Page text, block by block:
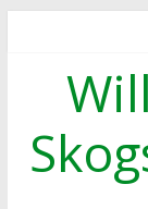
innehåll